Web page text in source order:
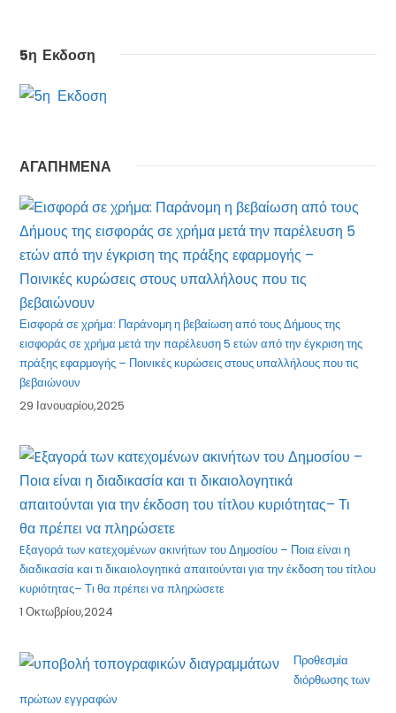
5η Εκδοση
ΑΓΑΠΗΜΕΝΑ
Εισφορά σε χρήμα: Παράνομη η βεβαίωση από τους Δήμους της
εισφοράς σε χρήμα μετά την παρέλευση 5 ετών από την έγκριση της
πράξης εφαρμογής – Ποινικές κυρώσεις στους υπαλλήλους που τις
βεβαιώνουν
29 Ιανουαρίου,2025
Eξαγορά των κατεχομένων ακινήτων του Δημοσίου – Ποια είναι η
διαδικασία και τι δικαιολογητικά απαιτούνται για την έκδοση του τίτλου
κυριότητας– Τι θα πρέπει να πληρώσετε
1 Οκτωβρίου,2024
Προθεσμία
διόρθωσης των
πρώτων εγγραφών